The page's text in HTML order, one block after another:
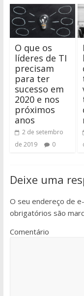
O que os
líderes de TI
precisam
para ter
sucesso em
2020 e nos
próximos
anos
2 de setembro
de 2019
0
Deixe uma
O seu endereço de
obrigatórios são
Comentário